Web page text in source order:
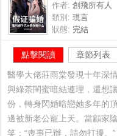
作者: 創飛所有人
類別: 現言
狀態: 完結
點擊閱讀 章節列表
醫學大佬莊雨棠發現十年深
與綠茶閨蜜暗結連理，還想
份，轉身閃婚暗戀她多年的
邊被新老公寵上天。當顧家
笑：“喪事已辦，請勿打擾。”